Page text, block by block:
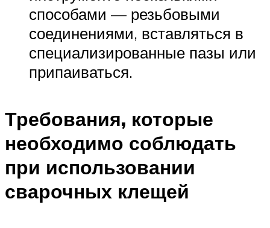
способами — резьбовыми
соединениями, вставляться в
специализированные пазы или
припаиваться.
Требования, которые
необходимо соблюдать
при использовании
сварочных клещей